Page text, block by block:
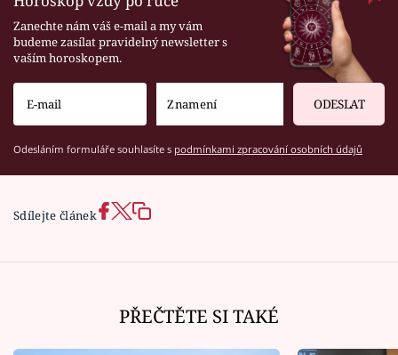
Zanechte nám váš e-mail a my vám
budeme zasílat pravidelný newsletter s
vaším horoskopem.
ODESLAT
Odesláním formuláře souhlasíte s podmínkami zpracování osobních údajů
Sdílejte článek
PŘEČTĚTE SI TAKÉ